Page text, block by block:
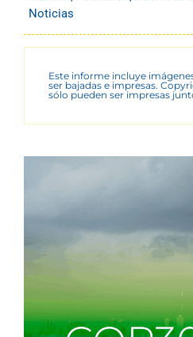
Noticias
Este informe incluye
ser bajadas e impresas.
sólo pueden ser impresas